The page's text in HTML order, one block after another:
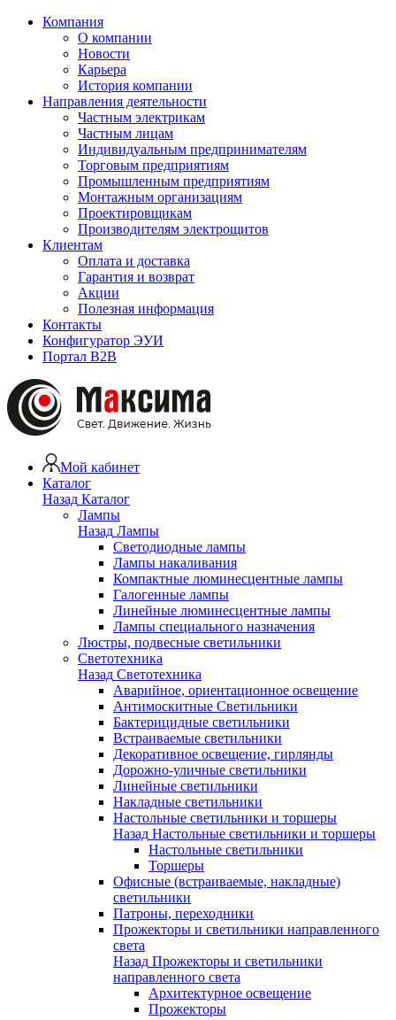
Компания
О компании
Новости
Карьера
История компании
Направления деятельности
Частным электрикам
Частным лицам
Индивидуальным предпринимателям
Торговым предприятиям
Промышленным предприятиям
Монтажным организациям
Проектировщикам
Производителям электрощитов
Клиентам
Оплата и доставка
Гарантия и возврат
Акции
Полезная информация
Контакты
Конфигуратор ЭУИ
Портал B2B
Мой кабинет
Каталог
Назад Каталог
Лампы
Назад Лампы
Светодиодные лампы
Лампы накаливания
Компактные люминесцентные лампы
Галогенные лампы
Линейные люминесцентные лампы
Лампы специального назначения
Люстры, подвесные светильники
Светотехника
Назад Светотехника
Аварийное, ориентационное освещение
Антимоскитные Светильники
Бактерицидные светильники
Встраиваемые светильники
Декоративное освещение, гирлянды
Дорожно-уличные светильники
Линейные светильники
Накладные светильники
Настольные светильники и торшеры
Назад Настольные светильники и торшеры
Настольные светильники
Торшеры
Офисные (встраиваемые, накладные)
светильники
Патроны, переходники
Прожекторы и светильники направленного
света
Назад Прожекторы и светильники
направленного света
Архитектурное освещение
Прожекторы